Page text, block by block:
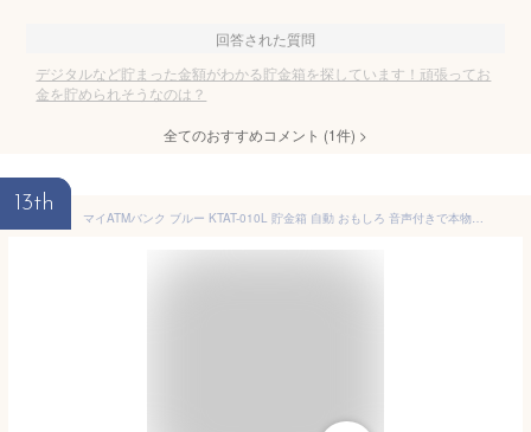
回答された質問
デジタルなど貯まった金額がわかる貯金箱を探しています！頑張ってお
金を貯められそうなのは？
全てのおすすめコメント (1件) >
13th
マイATMバンク ブルー KTAT-010L 貯金箱 自動 おもしろ 音声付きで本物のATMそっくり LITHON ライソン